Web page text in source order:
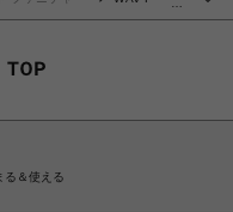
る＆使える